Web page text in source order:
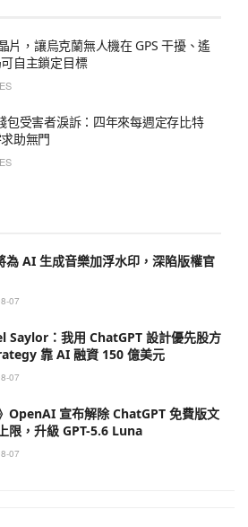
片，讓烏克蘭無人機在 GPS 干擾、遙
自主鎖定目標
包受害者淚訴：四年來每週定存比特
助無門
為 AI 生成音樂加浮水印，深陷版權官
07
Saylor：我用 ChatGPT 設計優先股方
靠 AI 融資 150 億美元
07
OpenAI 宣布解除 ChatGPT 免費版文
限，升級 GPT-5.6 Luna
07